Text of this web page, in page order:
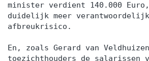
minister verdient 140.000
duidelijk meer
afbreukrisico.
En, zoals Gerard van
toezichthouders de salarissen